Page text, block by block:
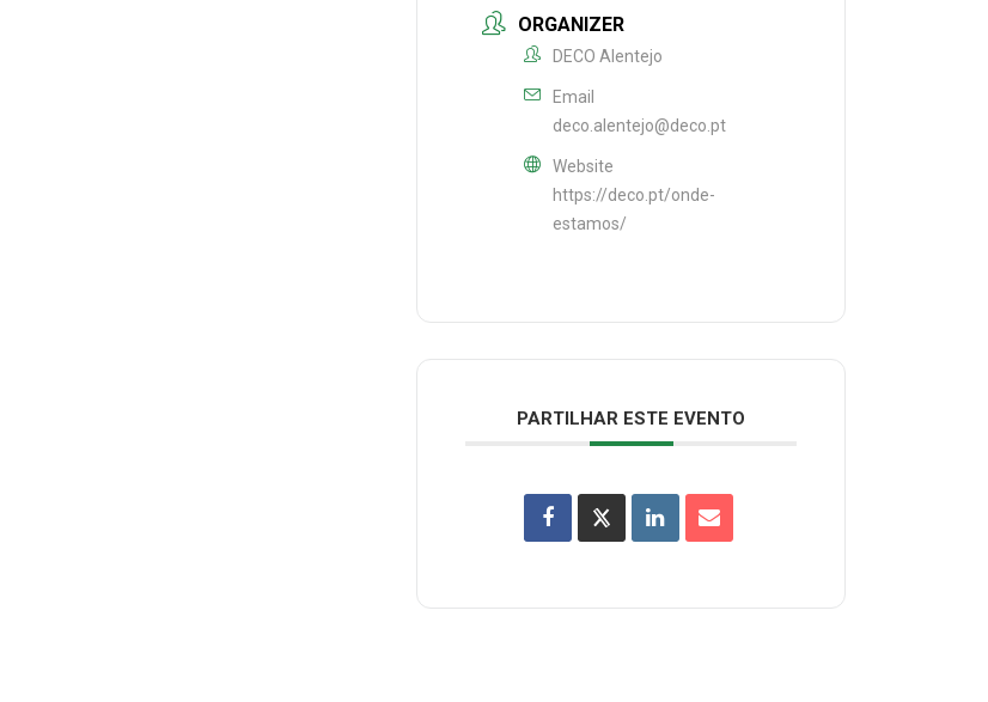
ORGANIZER
DECO Alentejo
Email
deco.alentejo@deco.pt
Website
https://deco.pt/onde-
estamos/
PARTILHAR ESTE EVENTO